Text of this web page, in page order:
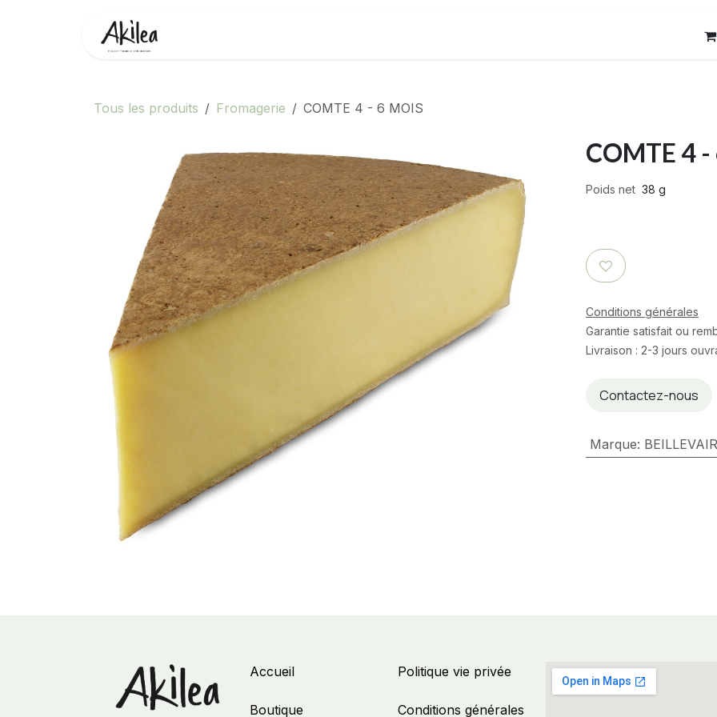
Tous les produits Fromagerie COMTE 4 - 6 MOIS
COMTE 4
Poids net 38 g
Conditions générales
Garantie satisfait ou
Livraison : 2-3 jours
Contactez-nous
Marque:
Politique vie privée
Conditions générales
Accueil
Boutique